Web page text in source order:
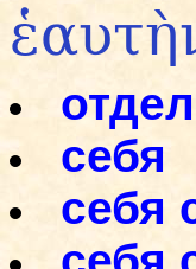
себя
себя